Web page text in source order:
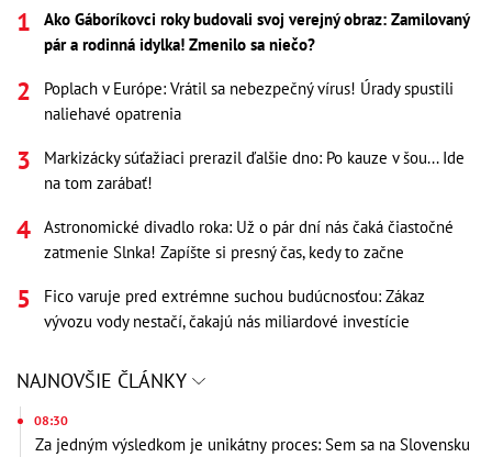
Ako Gáboríkovci roky budovali svoj verejný obraz: Zamilovaný
pár a rodinná idylka! Zmenilo sa niečo?
Poplach v Európe: Vrátil sa nebezpečný vírus! Úrady spustili
naliehavé opatrenia
Markizácky súťažiaci prerazil ďalšie dno: Po kauze v šou... Ide
na tom zarábať!
Astronomické divadlo roka: Už o pár dní nás čaká čiastočné
zatmenie Slnka! Zapíšte si presný čas, kedy to začne
Fico varuje pred extrémne suchou budúcnosťou: Zákaz
vývozu vody nestačí, čakajú nás miliardové investície
NAJNOVŠIE ČLÁNKY
08:30
Za jedným výsledkom je unikátny proces: Sem sa na Slovensku